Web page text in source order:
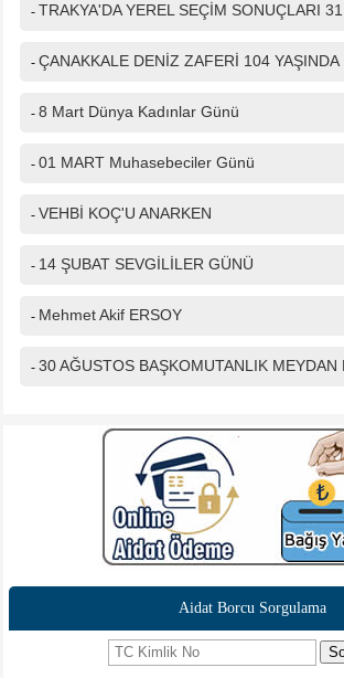
- TRAKYA'DA YEREL SEÇİM SONUÇLARI
- ÇANAKKALE DENİZ ZAFERİ 104 YAŞINDA
- 8 Mart Dünya Kadınlar Günü
- 01 MART Muhasebeciler Günü
- VEHBİ KOÇ'U ANARKEN
- 14 ŞUBAT SEVGİLİLER GÜNÜ
- Mehmet Akif ERSOY
- 30 AĞUSTOS BAŞKOMUTANLIK MEYDAN
Aidat Borcu Sorgulama